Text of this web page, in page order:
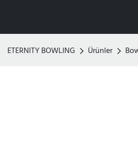
ETERNITY BOWLING Ürünler